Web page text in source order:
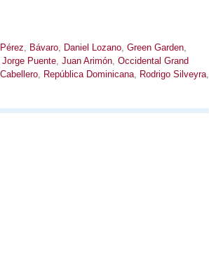
, Bávaro, Daniel Lozano, Green Garden,
Jorge Puente, Juan Arimón, Occidental Grand
, República Dominicana, Rodrigo Silveyra,